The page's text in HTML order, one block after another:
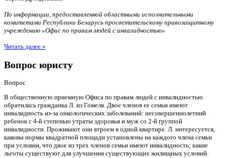
По информации, предоставленной областными исполнительными
комитетами Республики Беларусь просветительскому правозащитному
учреждению «Офис по правам людей с инвалидностью»
Читать далее »
Вопрос юристу
Вопрос
В общественную приемную Офиса по правам людей с инвалидностью
обратилась гражданка Л. из Гомеля. Двое членов ее семьи имеют
инвалидность из-за онкологических заболеваний: несовершеннолетний
ребенок с 4-й степенью утраты здоровья и муж со 2-й группой
инвалидности. Проживают они втроем в одной квартире. Л. интересуется,
каковы нормы квадратной площади установлены на каждого члена семьи
при условии, что двое из трех членов семьи имеют инвалидность; какие
льготы существуют для улучшения существующих жилищных условий.